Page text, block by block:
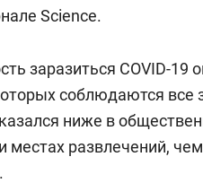
Science.
заразиться COVID-19
соблюдаются
ниже в
местах развлечений,
«Директорский
когда человек не
свою сверхнагрузку